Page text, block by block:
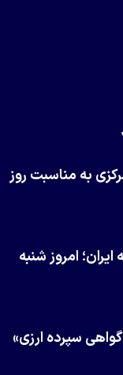
به مناسبت روز
امروز شنبه
سپرده ارزی»